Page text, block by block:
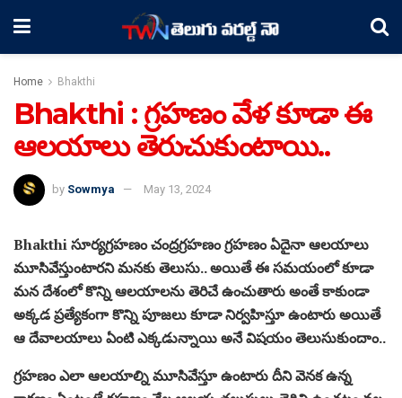
Home Bhakthi
Bhakthi : గ్రహణం వేళ కూడా ఈ
ఆలయాలు తెరుచుకుంటాయి..
by Sowmya May 13, 2024
Bhakthi సూర్యగ్రహణం చంద్రగ్రహణం గ్రహణం ఏదైనా ఆలయాలు
మూసివేస్తుంటారని మనకు తెలుసు.. అయితే ఈ సమయంలో కూడా
మన దేశంలో కొన్ని ఆలయాలను తెరిచే ఉంచుతారు అంతే కాకుండా
అక్కడ ప్రత్యేకంగా కొన్ని పూజలు కూడా నిర్వహిస్తూ ఉంటారు అయితే
ఆ దేవాలయాలు ఏంటి ఎక్కడున్నాయి అనే విషయం తెలుసుకుందాం..
గ్రహణం ఎలా ఆలయాల్ని మూసివేస్తూ ఉంటారు దీని వెనక ఉన్న